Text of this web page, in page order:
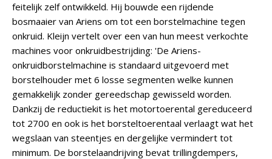
feitelijk zelf ontwikkeld. Hij bouwde een rijdende
bosmaaier van Ariens om tot een borstelmachine tegen
onkruid. Kleijn vertelt over een van hun meest verkochte
machines voor onkruidbestrijding: 'De Ariens-
onkruidborstelmachine is standaard uitgevoerd met
borstelhouder met 6 losse segmenten welke kunnen
gemakkelijk zonder gereedschap gewisseld worden.
Dankzij de reductiekit is het motortoerental gereduceerd
tot 2700 en ook is het borsteltoerentaal verlaagt wat het
wegslaan van steentjes en dergelijke vermindert tot
minimum. De borstelaandrijving bevat trillingdempers,